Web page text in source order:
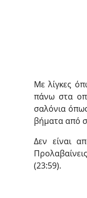
Με λίγκες
πάνω στα
σαλόνια
βήματα από
Δεν είναι
(23:59).